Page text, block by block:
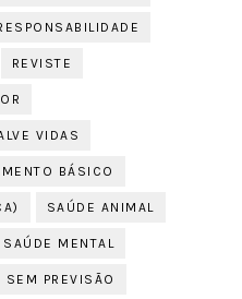
REVISTE
VIDAS
BÁSICO
SAÚDE ANIMAL
SAÚDE MENTAL
SEM PREVISÃO